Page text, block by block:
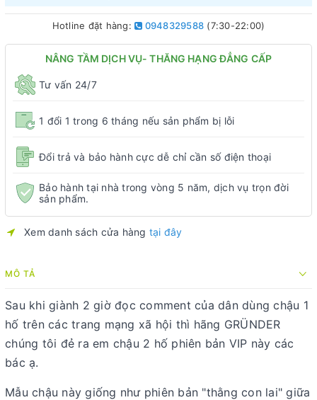
Hotline đặt hàng: 0948329588 (7:30-22:00)
NÂNG TẦM DỊCH VỤ- THĂNG HẠNG ĐẲNG CẤP
Tư vấn 24/7
1 đổi 1 trong 6 tháng nếu sản phẩm bị lỗi
Đổi trả và bảo hành cực dễ chỉ cần số điện thoại
Bảo hành tại nhà trong vòng 5 năm, dịch vụ trọn đời
sản phẩm.
Xem danh sách cửa hàng tại đây
MÔ TẢ
Sau khi giành 2 giờ đọc comment của dân dùng chậu 1
hố trên các trang mạng xã hội thì hãng GRÜNDER
chúng tôi đẻ ra em chậu 2 hố phiên bản VIP này các
bác ạ.
Mẫu chậu này giống như phiên bản "thằng con lai" giữa